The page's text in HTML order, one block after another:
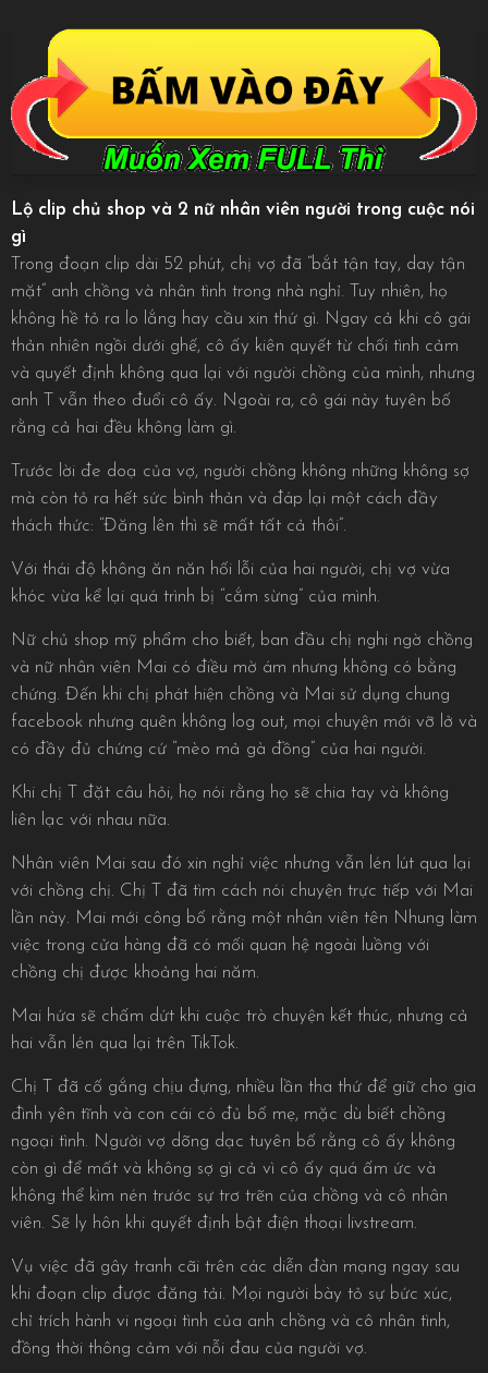
Lộ clip chủ shop và 2 nữ nhân viên người trong cuộc nói
gì
Trong đoạn clip dài 52 phút, chị vợ đã “bắt tận tay, day tận
mặt” anh chồng và nhân tình trong nhà nghỉ. Tuy nhiên, họ
không hề tỏ ra lo lắng hay cầu xin thứ gì. Ngay cả khi cô gái
thản nhiên ngồi dưới ghế, cô ấy kiên quyết từ chối tình cảm
và quyết định không qua lại với người chồng của mình, nhưng
anh T vẫn theo đuổi cô ấy. Ngoài ra, cô gái này tuyên bố
rằng cả hai đều không làm gì.
Trước lời đe doạ của vợ, người chồng không những không sợ
mà còn tỏ ra hết sức bình thản và đáp lại một cách đầy
thách thức: “Đăng lên thì sẽ mất tất cả thôi”.
Với thái độ không ăn năn hối lỗi của hai người, chị vợ vừa
khóc vừa kể lại quá trình bị “cắm sừng” của mình.
Nữ chủ shop mỹ phẩm cho biết, ban đầu chị nghi ngờ chồng
và nữ nhân viên Mai có điều mờ ám nhưng không có bằng
chứng. Đến khi chị phát hiện chồng và Mai sử dụng chung
facebook nhưng quên không log out, mọi chuyện mới vỡ lở và
có đầy đủ chứng cứ “mèo mả gà đồng” của hai người.
Khi chị T đặt câu hỏi, họ nói rằng họ sẽ chia tay và không
liên lạc với nhau nữa.
Nhân viên Mai sau đó xin nghỉ việc nhưng vẫn lén lút qua lại
với chồng chị. Chị T đã tìm cách nói chuyện trực tiếp với Mai
lần này. Mai mới công bố rằng một nhân viên tên Nhung làm
việc trong cửa hàng đã có mối quan hệ ngoài luồng với
chồng chị được khoảng hai năm.
Mai hứa sẽ chấm dứt khi cuộc trò chuyện kết thúc, nhưng cả
hai vẫn lén qua lại trên TikTok.
Chị T đã cố gắng chịu đựng, nhiều lần tha thứ để giữ cho gia
đình yên tĩnh và con cái có đủ bố mẹ, mặc dù biết chồng
ngoại tình. Người vợ dõng dạc tuyên bố rằng cô ấy không
còn gì để mất và không sợ gì cả vì cô ấy quá ấm ức và
không thể kìm nén trước sự trơ trẽn của chồng và cô nhân
viên. Sẽ ly hôn khi quyết định bật điện thoại livstream.
Vụ việc đã gây tranh cãi trên các diễn đàn mạng ngay sau
khi đoạn clip được đăng tải. Mọi người bày tỏ sự bức xúc,
chỉ trích hành vi ngoại tình của anh chồng và cô nhân tình,
đồng thời thông cảm với nỗi đau của người vợ.